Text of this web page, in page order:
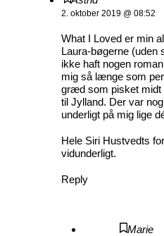
2. oktober 2019 @ 08:52
What I Loved er min
Laura-bøgerne (uden
ikke haft nogen
mig så længe som
græd som pisket midt
til Jylland. Der var
underligt på mig lige
Hele Siri Hustvedts
vidunderligt.
Reply
Marie